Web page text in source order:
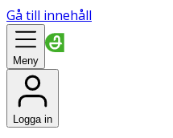
Gå till innehåll
Meny
Logga in